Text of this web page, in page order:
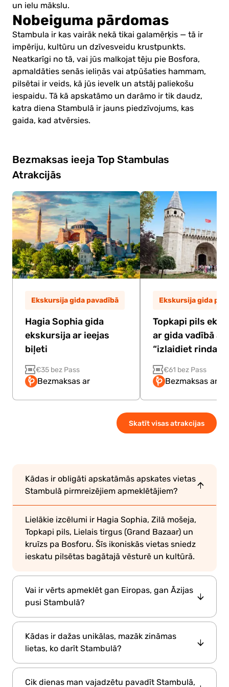
un ielu mākslu.
Nobeiguma pārdomas
Stambula ir kas vairāk nekā tikai galamērķis — tā ir
impēriju, kultūru un dzīvesveidu krustpunkts.
Neatkarīgi no tā, vai jūs malkojat tēju pie Bosfora,
apmaldāties senās ieliņās vai atpūšaties hammam,
pilsētai ir veids, kā jūs ievelk un atstāj paliekošu
iespaidu. Tā kā apskatāmo un darāmo ir tik daudz,
katra diena Stambulā ir jauns piedzīvojums, kas
gaida, kad atvērsies.
Bezmaksas ieeja Top Stambulas
Atrakcijās
Ekskursija gida pavadībā
Hagia Sophia gida
ekskursija ar ieejas
biļeti
€35 bez Pass
Bezmaksas ar
Ekskursija gida
Topkapi pils
ar gida vadībā ar
“izlaidiet rindas”
€61 bez Pass
Bezmaksas ar
Skatīt visas atrakcijas
Kādas ir obligāti apskatāmās apskates vietas
Stambulā pirmreizējiem apmeklētājiem?
Lielākie izcēlumi ir Hagia Sophia, Zilā mošeja,
Topkapi pils, Lielais tirgus (Grand Bazaar) un
kruīzs pa Bosforu. Šīs ikoniskās vietas sniedz
ieskatu pilsētas bagātajā vēsturē un kultūrā.
Vai ir vērts apmeklēt gan Eiropas, gan Āzijas
pusi Stambulā?
Pilnīgi noteikti! Eiropas puse ir mājvieta
lielākajai daļai vēsturisko apskates objektu,
Uskudar, piedāvā daudz vietējāku un
relaksētāku noskaņu. Dodoties ar prāmi starp
Kādas ir dažas unikālas, mazāk zināmas
lietas, ko darīt Stambulā?
Izpētiet krāsainos Balat un Fener rajonus,
Cik dienas man vajadzētu pavadīt Stambulā,